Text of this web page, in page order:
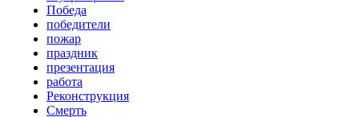
Победа
победители
пожар
праздник
презентация
работа
Реконструкция
Смерть